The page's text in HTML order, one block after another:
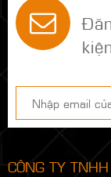
CÔNG TY